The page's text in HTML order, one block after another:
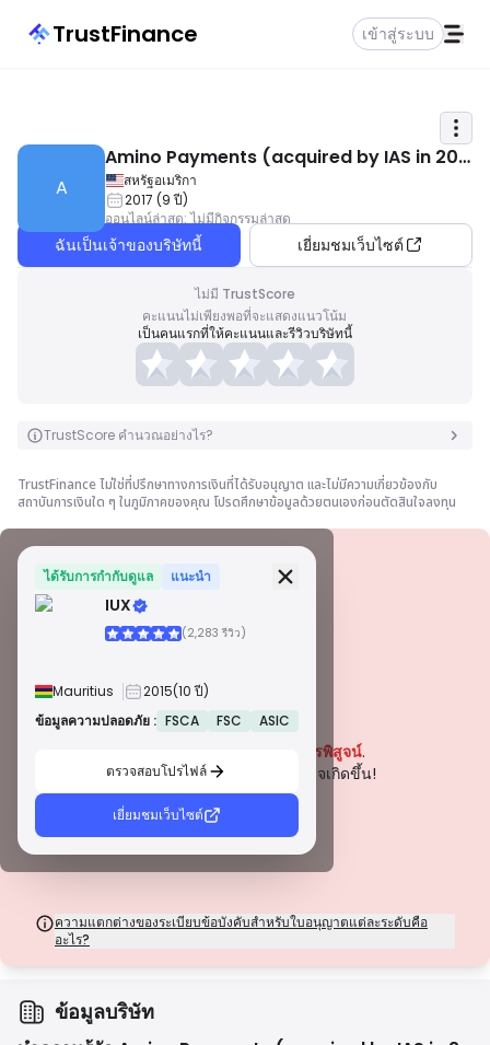
TrustFinance เข้าสู่ระบบ
A
Amino Payments (acquired by IAS in 202
1)สหรัฐอเมริกา
2017 (9 ปี)
ออนไลน์ล่าสุด: ไม่มีกิจกรรมล่าสุด
ฉันเป็นเจ้าของบริษัทนี้ เยี่ยมชมเว็บไซต์
ไม่มี TrustScore
คะแนนไม่เพียงพอที่จะแสดงแนวโน้ม
เป็นคนแรกที่ให้คะแนนและรีวิวบริษัทนี้
TrustScore คำนวณอย่างไร?
TrustFinance ไม่ใช่ที่ปรึกษาทางการเงินที่ได้รับอนุญาต และไม่มีความเกี่ยวข้องกับ
สถาบันการเงินใด ๆ ในภูมิภาคของคุณ โปรดศึกษาข้อมูลด้วยตนเองก่อนตัดสินใจลงทุน
ได้รับการกำกับดูแล แนะนำ
IUX
(2,283 รีวิว)
Mauritius 2015(10 ปี)
ข้อมูลความปลอดภัย : FSCA FSC ASIC
ตรวจสอบโปรไฟล์
เยี่ยมชมเว็บไซต์
ข้อมูลความปลอดภัย
คำเตือน
ยังไม่ได้รับการพิสูจน์.
โปรดระมัดระวังความเสี่ยงที่อาจเกิดขึ้น!
ความแตกต่างของระเบียบข้อบังคับสำหรับใบอนุญาตแต่ละระดับคือ
อะไร?
ออกโดยหน่วยงานกำกับดูแลที่มีชื่อเสียงระดับโลก ใบอนุญาตเหล่านี้รับประกันการ
มาตรฐาน AML/CTF ช่วยเพิ่มความปลอดภัยยิ่งขึ้น
ได้รับอนุญาตจากหน่วยงานกำกับดูแลระดับภูมิภาคที่ได้รับการยอมรับ ใบอนุญาต
เหล่านี้มีมาตรการความปลอดภัยที่แข็งแกร่ง เช่น การแยกเงินทุน การรายงาน
ทางการเงิน และแผนการชดเชย แม้ว่าจะเข้มงวดน้อยกว่าระดับ 1 เล็กน้อย แต่ก็
ออกโดยหน่วยงานกำกับดูแลในตลาดเกิดใหม่ ใบอนุญาตเหล่านี้ให้การคุ้มครองขั้น
พื้นฐาน เช่น ข้อกำหนดเงินทุนขั้นต่ำและนโยบาย AML การกำกับดูแลมีความเข้ม
งวดน้อยกว่า ดังนั้นผู้ค้าควรใช้ความระมัดระวังและตรวจสอบมาตรการความ
จากเขตอำนาจศาลที่มีการกำกับดูแลน้อยที่สุด ใบอนุญาตเหล่านี้มักขาดการ
คุ้มครองที่สำคัญ เช่น การแยกเงินทุนและการประกันภัย แม้ว่าจะมีความยืดหยุ่นใน
ข้อมูลบริษัท